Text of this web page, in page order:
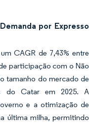
por Expresso
CAGR de 7,43% entre
participação com o Não
tamanho do mercado de
do Catar em 2025. A
e a otimização de
última milha, permitindo